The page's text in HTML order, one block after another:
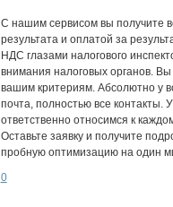
С нашим сервисом вы получите
результата и оплатой за
НДС глазами налогового
внимания налоговых органов.
вашим критериям. Абсолютно у
почта, полностью все контакты.
ответственно относимся к
Оставьте заявку и получите
пробную оптимизацию на один
0